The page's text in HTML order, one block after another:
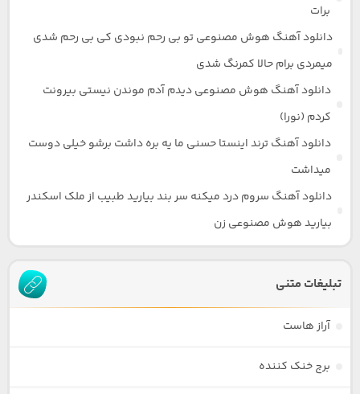
برات
دانلود آهنگ هوش مصنوعی تو بی رحم نبودی کی بی رحم شدی
میمردی برام حالا کمرنگ شدی
دانلود آهنگ هوش مصنوعی دیدم آدم موندن نیستی بیرونت
کردم (نورا)
دانلود آهنگ ترند اینستا حسنی ما یه بره داشت برشو خیلی دوست
میداشت
دانلود آهنگ سروم درد میکنه سر بند بیارید طبیب از ملک اسکندر
بیارید هوش مصنوعی زن
تبلیغات متنی
آراز هاست
برج خنک کننده